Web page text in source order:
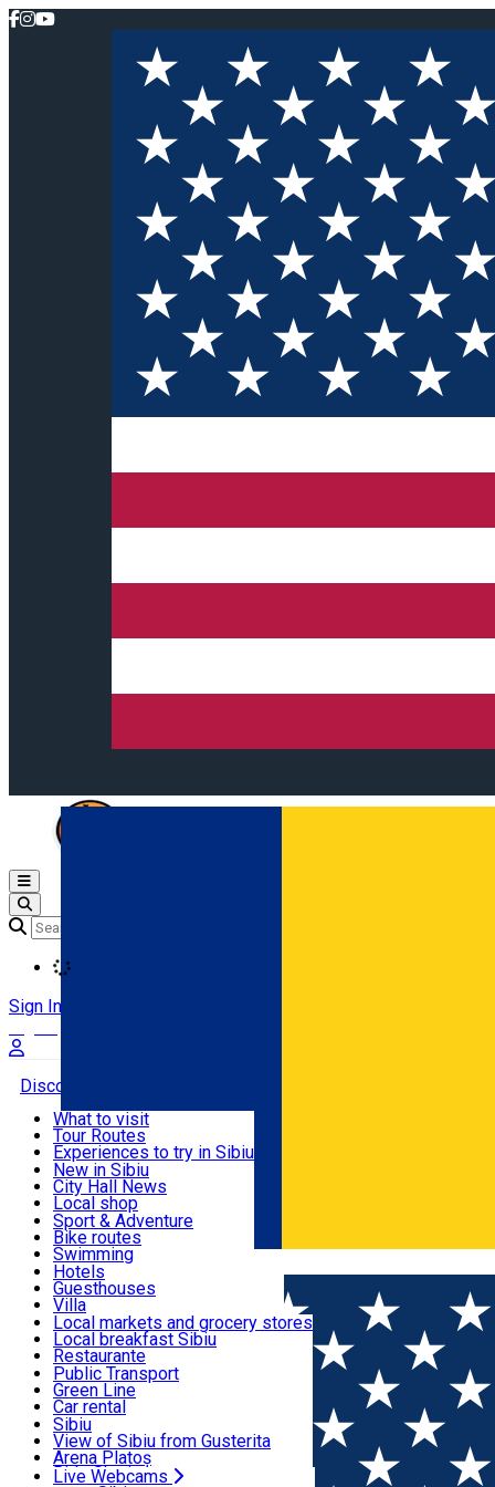
Română
Open main menu
Sign In
Discover
Useful info
Activities & Adventure
Accommodation
Food, Drinks & Nightlife
Transport & Parking
Live Webcams
What to visit
Tour Routes
Experiences to try in Sibiu
Podcast
Culture
Museums
Churches
Parks, Zoo
County of Sibiu
New in Sibiu
City Hall News
Local shop
Sibiu artisans
Sibiul Verde
Public services
Education
How do I get to Sibiu
Tourist Info
Tour Guides
Guided tours
Publicații locale
Beauty salons
Sport & Adventure
Bike routes
Swimming
Riding
Indoor activities
Loc de joacă indoor
Loc de joacă outdoor
Ski
Ice skating
Yoga
Hotels
Guesthouses
Villa
Hostels
Motel
Camping
Renting rooms
Rooms for rent
Accommodation outside Sibiu
Local markets and grocery stores
Local breakfast Sibiu
Restaurante
Pizza
Fast Food
Coffee
Sweets
Pub, Bar
Night clubs
Bakeries
Public Transport
Green Line
Car rental
Rent a bike
Scooter rentals
Taxi
Ride Sharing
Sibiu
View of Sibiu from Gusterita
Arena Platoș
Live Webcams